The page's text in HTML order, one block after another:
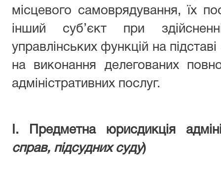
місцевого самоврядування, їх
інший суб’єкт при
управлінських функцій на
на виконання делегованих
адміністративних послуг.
І. Предметна юрисдикція
справ, підсудних суду)